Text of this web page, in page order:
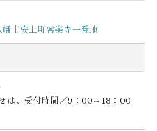
市安土町常楽寺一番地
は、受付時間／9：00～18：00